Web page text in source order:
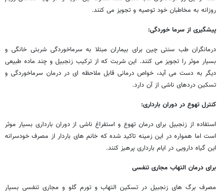
روزانه به مخاطبان خود توصیه و تجویز می کنند.
پیشگیری از سرما خوردگی:
درمانگران طب سنتی چین برای بیماران مبتلا به سرماخوردگی شربتی خانگی و
بسیار موثر را تجویز می کنند. این شربت که از ترکیب زنجبیل و چند ماده طبیعی
دیگر به دست می آید، خواص درمانی قابل ملاحظه ای در درمان سرماخوردگی و
تسکین دردهای ناشی از آن دارد.
کنترل تهوع در دوران بارداری:
استفاده از زنجبیل برای درمان تهوع و استفراغ ناشی از دوران بارداری بسیار موثر
است اما همواره در این زمینه تاکید شده که خانم های باردار از مصرف خودسرانه
این گیاه دارویی در ایام بارداری پرهیز کنند.
برای درمان التهاب مجاری تنفسی
مصرف برگ های زنجبیل در تسکین التهاب و تورم گلو و مجاری تنفسی بسیار